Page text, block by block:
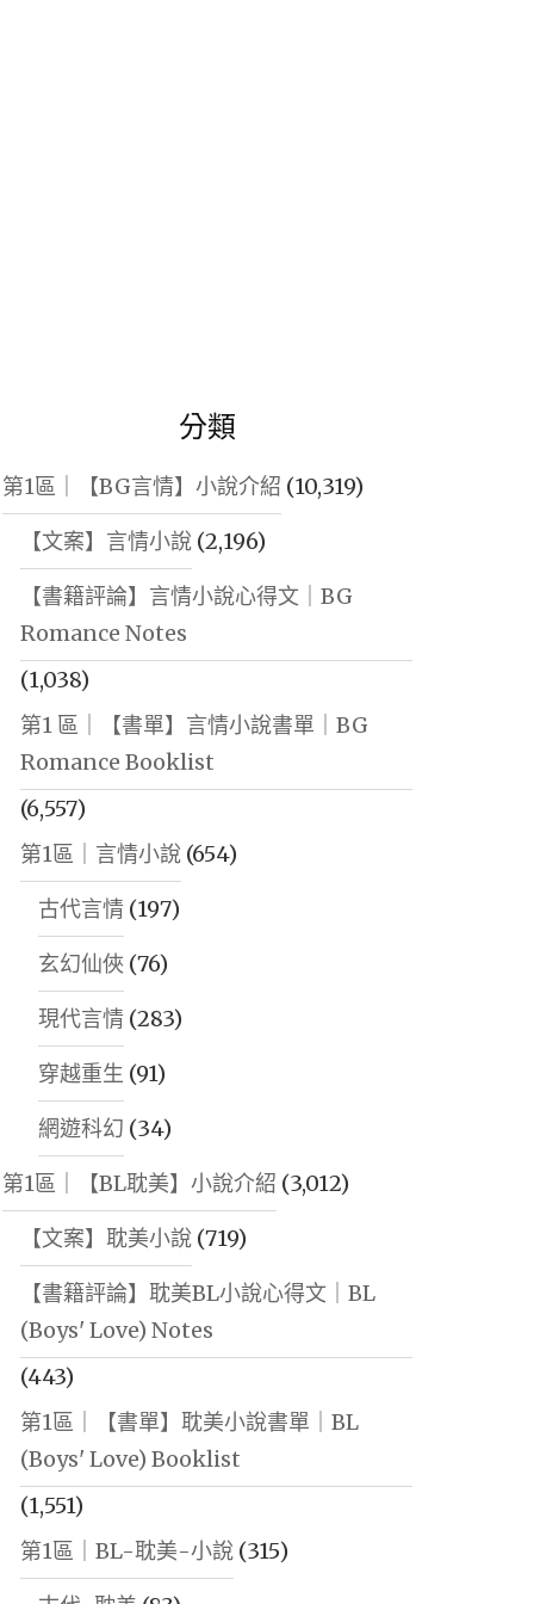
分類
第1區｜【BG言情】小說介紹 (10,319)
【文案】言情小說(2,196)
【書籍評論】言情小說心得文｜BG
Romance Notes
(1,038)
第1 區｜【書單】言情小說書單｜BG
Romance Booklist
(6,557)
第1區｜言情小說(654)
古代言情(197)
玄幻仙俠 (76)
現代言情(283)
穿越重生 (91)
網遊科幻 (34)
第1區｜【BL耽美】小說介紹 (3,012)
【文案】耽美小說(719)
【書籍評論】耽美BL小說心得文｜BL
(Boys' Love) Notes
(443)
第1區｜【書單】耽美小說書單｜BL
(Boys' Love) Booklist
(1,551)
第1區｜BL-耽美-小說(315)